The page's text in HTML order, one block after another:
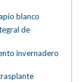
blanco
de
invernadero